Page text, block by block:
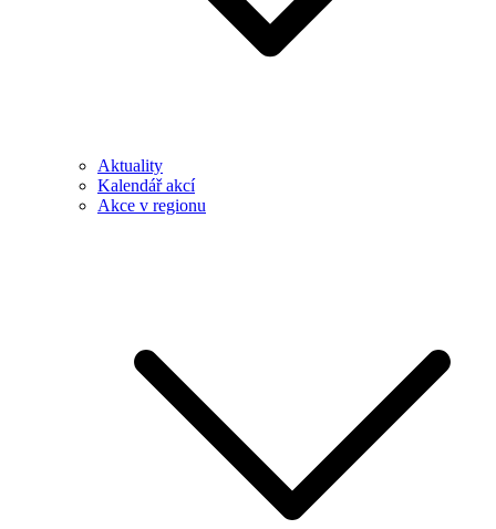
Aktuality
Kalendář akcí
Akce v regionu